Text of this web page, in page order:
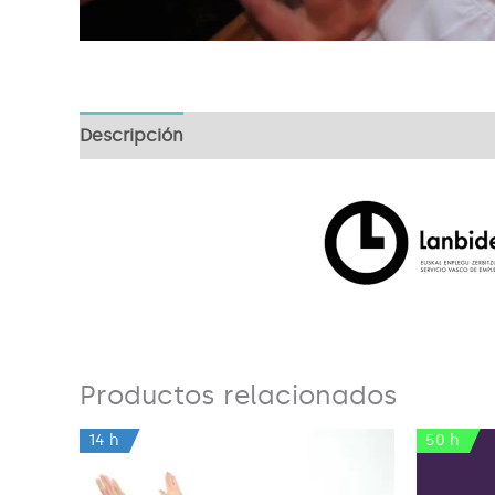
Descripción
Productos relacionados
14 h 50 h